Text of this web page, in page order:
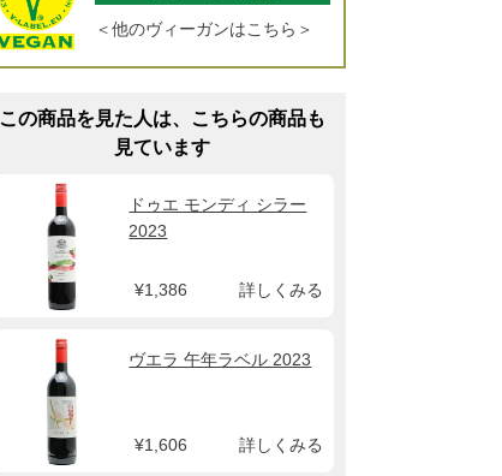
＜他のヴィーガンはこちら＞
この商品を見た人は、こちらの商品も
見ています
ドゥエ モンディ シラー
2023
¥1,386 詳しくみる
ヴエラ 午年ラベル 2023
¥1,606 詳しくみる